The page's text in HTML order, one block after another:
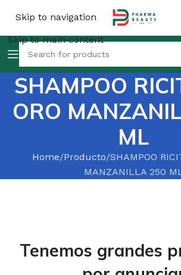
Skip to navigation
Skip to main content
SHAMPOO
ORO
ML
Home Producto SHAMPOO
MANZANILLA 250
Tenemos grandes